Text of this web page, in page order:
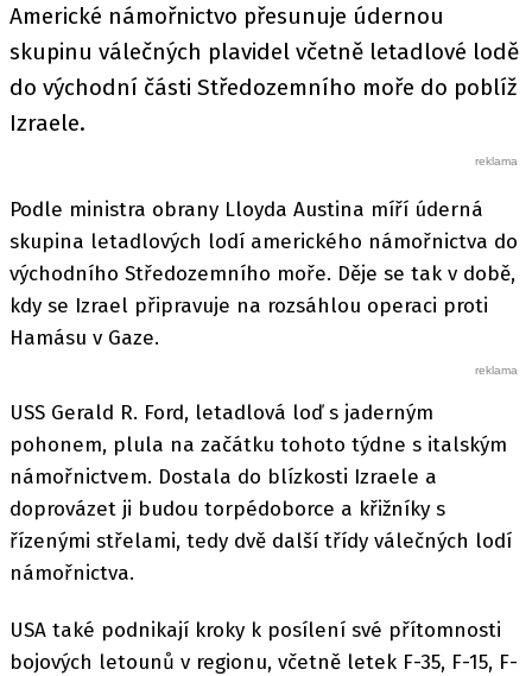
Americké námořnictvo přesunuje údernou
skupinu válečných plavidel včetně letadlové lodě
do východní části Středozemního moře do poblíž
Izraele.
Podle ministra obrany Lloyda Austina míří úderná
skupina letadlových lodí amerického námořnictva do
východního Středozemního moře. Děje se tak v době,
kdy se Izrael připravuje na rozsáhlou operaci proti
Hamásu v Gaze.
USS Gerald R. Ford, letadlová loď s jaderným
pohonem, plula na začátku tohoto týdne s italským
námořnictvem. Dostala do blízkosti Izraele a
doprovázet ji budou torpédoborce a křižníky s
řízenými střelami, tedy dvě další třídy válečných lodí
námořnictva.
USA také podnikají kroky k posílení své přítomnosti
bojových letounů v regionu, včetně letek F-35, F-15, F-